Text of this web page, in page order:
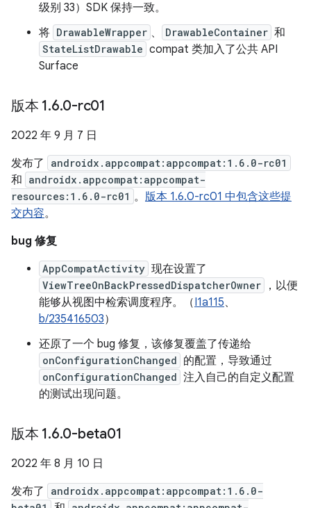
级别 33）SDK 保持一致。
将 DrawableWrapper 、 DrawableContainer 和
StateListDrawable compat 类加入了公共 API
Surface
版本 1.6.0-rc01
2022 年 9 月 7 日
发布了
androidx.appcompat:appcompat:1.6.0-rc01
和 androidx.appcompat:appcompat-
resources:1.6.0-rc01 。 版本 1.6.0-rc01 中包含这些提
交内容。
bug 修复
AppCompatActivity 现在设置了
ViewTreeOnBackPressedDispatcherOwner
，以便
能够从视图中检索调度程序。（I1a115、
b/235416503）
还原了一个 bug 修复，该修复覆盖了传递给
onConfigurationChanged 的配置，导致通过
onConfigurationChanged 注入自己的自定义配置
的测试出现问题。
版本 1.6.0-beta01
2022 年 8 月 10 日
发布了
androidx.appcompat:appcompat:1.6.0-